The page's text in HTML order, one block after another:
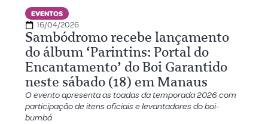
EVENTOS
16/04/2026
Sambódromo recebe lançamento
do álbum ‘Parintins: Portal do
Encantamento’ do Boi Garantido
neste sábado (18) em Manaus
O evento apresenta as toadas da temporada 2026 com
participação de itens oficiais e levantadores do boi-
bumbá